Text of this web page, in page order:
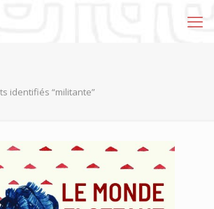
identifiés “militante”